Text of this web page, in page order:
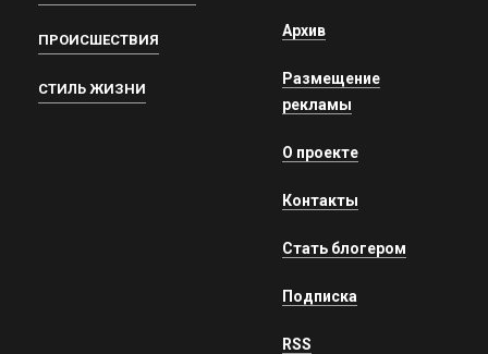
ПРОИСШЕСТВИЯ
СТИЛЬ ЖИЗНИ
Архив
Размещение
рекламы
О проекте
Контакты
Стать блогером
Подписка
RSS